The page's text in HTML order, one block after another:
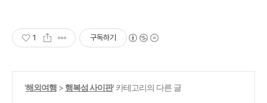
1 구독하기
'해외여행 > 행복섬 사이판' 카테고리의 다른 글